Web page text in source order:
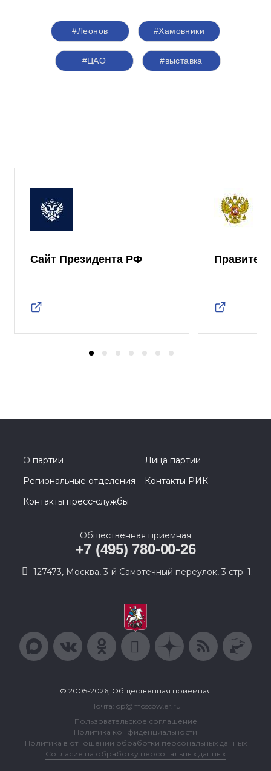
#Леонов #Хамовники
#ЦАО #выставка
Сайт Президента РФ
О партии
Лица партии
Региональные отделения
Контакты РИК
Контакты пресс-службы
Общественная приемная
+7 (495) 780-00-26
127473, Москва, 3-й Самотечный переулок, 3 стр. 1.
© 2005-2026, Общественная приемная
Почта: op@moscow.er.ru
Пользовательское соглашение
Политика конфиденциальности
Политика в отношении обработки персональных данных
Согласие на обработку персональных данных